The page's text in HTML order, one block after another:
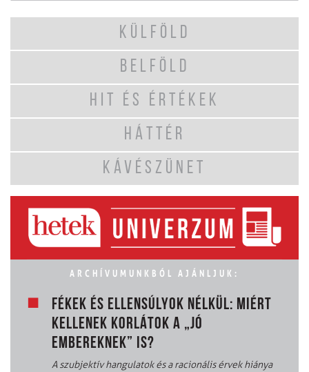
KÜLFÖLD
BELFÖLD
HIT ÉS ÉRTÉKEK
HÁTTÉR
KÁVÉSZÜNET
ARCHÍVUMUNKBÓL AJÁNLJUK:
FÉKEK ÉS ELLENSÚLYOK NÉLKÜL: MIÉRT
KELLENEK KORLÁTOK A „JÓ
EMBEREKNEK” IS?
A szubjektív hangulatok és a racionális érvek hiánya